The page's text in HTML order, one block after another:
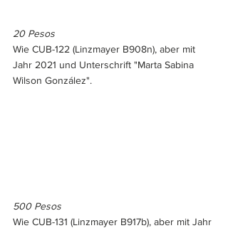
20 Pesos
Wie CUB-122 (Linzmayer B908n), aber mit
Jahr 2021 und Unterschrift "Marta Sabina
Wilson González".
500 Pesos
Wie CUB-131 (Linzmayer B917b), aber mit Jahr